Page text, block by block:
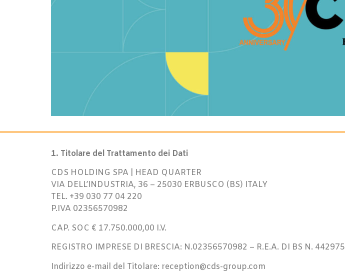
1. Titolare del Trattamento dei Dati
CDS HOLDING SPA | HEAD QUARTER
VIA DELL’INDUSTRIA, 36 – 25030 ERBUSCO (BS) ITALY
TEL. +39 030 77 04 220
P.IVA 02356570982
CAP. SOC € 17.750.000,00 I.V.
REGISTRO IMPRESE DI BRESCIA: N.02356570982 – R.E.A. DI BS N. 442975
Indirizzo e-mail del Titolare: reception@cds-group.com